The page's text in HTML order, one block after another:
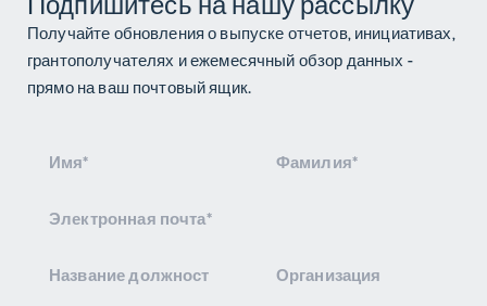
Получайте обновления о выпуске отчетов, инициативах,
грантополучателях и ежемесячный обзор данных -
прямо на ваш почтовый ящик.
Подписка
рассылку